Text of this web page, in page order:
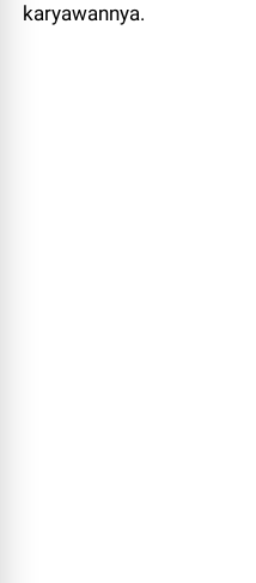
karyawannya.